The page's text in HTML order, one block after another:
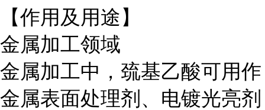
【作用及用途】
金属加工领域
金属加工中，巯基乙酸可用作
金属表面处理剂、电镀光亮剂